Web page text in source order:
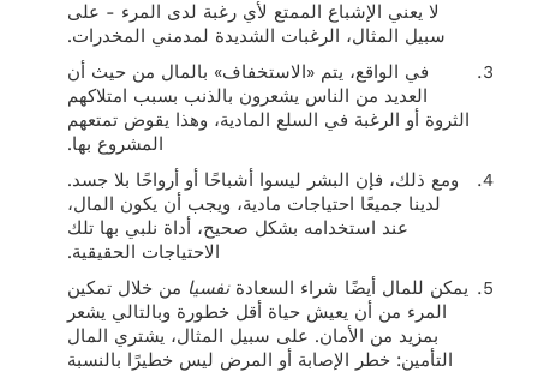
لا يعني الإشباع الممتع لأي رغبة لدى المرء - على
سبيل المثال، الرغبات الشديدة لمدمني المخدرات.
في الواقع، يتم «الاستخفاف» بالمال من حيث أن
العديد من الناس يشعرون بالذنب بسبب امتلاكهم
الثروة أو الرغبة في السلع المادية، وهذا يقوض تمتعهم
المشروع بها.
ومع ذلك، فإن البشر ليسوا أشباحًا أو أرواحًا بلا جسد.
لدينا جميعًا احتياجات مادية، ويجب أن يكون المال،
عند استخدامه بشكل صحيح، أداة نلبي بها تلك
الاحتياجات الحقيقية.
يمكن للمال أيضًا شراء السعادةنفسيا من خلال تمكين
المرء من أن يعيش حياة أقل خطورة وبالتالي يشعر
بمزيد من الأمان. على سبيل المثال، يشتري المال
التأمين: خطر الإصابة أو المرض ليس خطيرًا بالنسبة